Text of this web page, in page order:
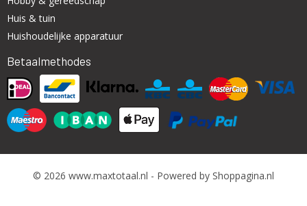
Huis & tuin
Huishoudelijke apparatuur
Betaalmethodes
© 2026 www.maxtotaal.nl - Powered by Shoppagina.nl